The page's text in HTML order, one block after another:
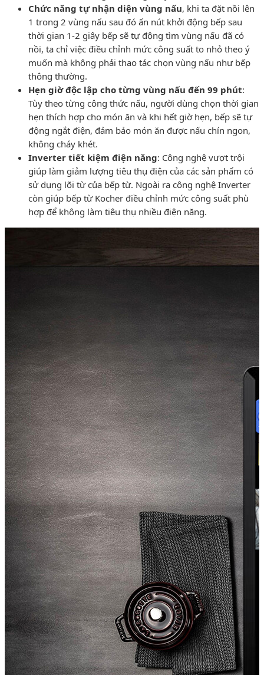
Chức năng tự nhận diện vùng nấu, khi ta đặt nồi lên
1 trong 2 vùng nấu sau đó ấn nút khởi động bếp sau
thời gian 1-2 giây bếp sẽ tự động tìm vùng nấu đã có
nồi, ta chỉ việc điều chỉnh mức công suất to nhỏ theo ý
muốn mà không phải thao tác chọn vùng nấu như bếp
thông thường.
Hẹn giờ độc lập cho từng vùng nấu đến 99 phút:
Tùy theo từng công thức nấu, người dùng chọn thời gian
hẹn thích hợp cho món ăn và khi hết giờ hẹn, bếp sẽ tự
động ngắt điện, đảm bảo món ăn được nấu chín ngon,
không cháy khét.
Inverter tiết kiệm điện năng: Công nghệ vượt trội
giúp làm giảm lượng tiêu thụ điện của các sản phẩm có
sử dụng lõi từ của bếp từ. Ngoài ra công nghệ Inverter
còn giúp bếp từ Kocher điều chỉnh mức công suất phù
hợp để không làm tiêu thụ nhiều điện năng.